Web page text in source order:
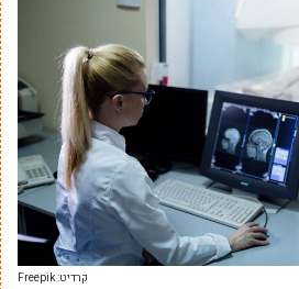
קרדיט: Freepik